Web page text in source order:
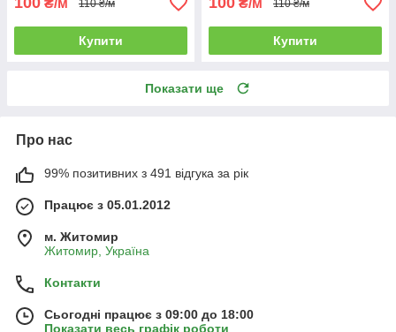
₴/м 110 ₴/м
Купити
₴/м 110 ₴/м
Купити
Показати ще
Про нас
99% позитивних з 491 відгука за рік
Працює з 05.01.2012
м. Житомир
Житомир, Україна
Контакти
Сьогодні працює з 09:00 до 18:00
Показати весь графік роботи